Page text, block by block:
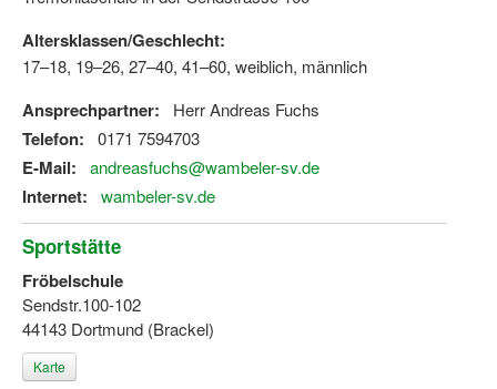
Altersklassen/Geschlecht:
17–18, 19–26, 27–40, 41–60, weiblich, männlich
Ansprechpartner: Herr Andreas Fuchs
Telefon: 0171 7594703
E-Mail: andreasfuchs@wambeler-sv.de
Internet: wambeler-sv.de
Sportstätte
Fröbelschule
Sendstr.100-102
44143 Dortmund (Brackel)
Karte